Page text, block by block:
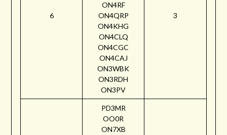
6
ON4RF
ON4QRP
ON4KHG
ON4CLQ
ON4CGC
ON4CAJ
ON3WBK
ON3RDH
ON3PV
3
PD3MR
OO0R
ON7XB